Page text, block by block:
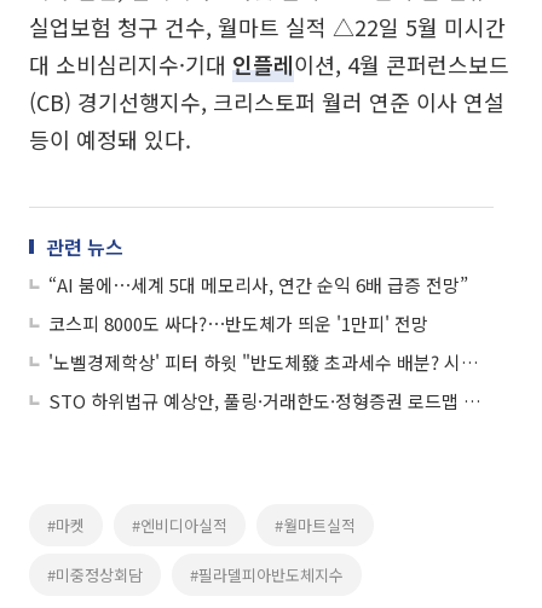
실업보험 청구 건수, 월마트 실적 △22일 5월 미시간
대 소비심리지수·기대 인플레이션, 4월 콘퍼런스보드
(CB) 경기선행지수, 크리스토퍼 월러 연준 이사 연설
등이 예정돼 있다.
관련 뉴스
“AI 붐에⋯세계 5대 메모리사, 연간 순익 6배 급증 전망”
코스피 8000도 싸다?⋯반도체가 띄운 '1만피' 전망
'노벨경제학상' 피터 하윗 "반도체發 초과세수 배분? 시기상조"
STO 하위법규 예상안, 풀링·거래한도·정형증권 로드맵 제시
#마켓 #엔비디아실적 #월마트실적
#미중정상회담 #필라델피아반도체지수